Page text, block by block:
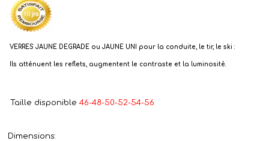
VERRES JAUNE DEGRADE ou JAUNE UNI pour la conduite, le tir, le ski :
Ils atténuent les reflets, augmentent le contraste et la luminosité.
Taille disponible 46-48-50-52-54-56
Dimensions: